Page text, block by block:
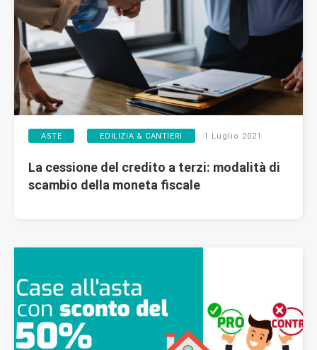
ASTE EDILIZIA & CANTIERI 1 Luglio 2021
La cessione del credito a terzi: modalità di
scambio della moneta fiscale